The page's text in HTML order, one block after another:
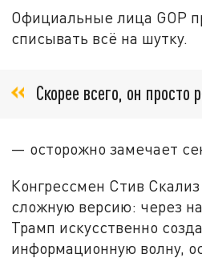
Официальные лица GOP
списывать всё на шутку.
Скорее всего, он просто
— осторожно замечает
Конгрессмен Стив
сложную версию: через
Трамп искусственно
информационную волну,